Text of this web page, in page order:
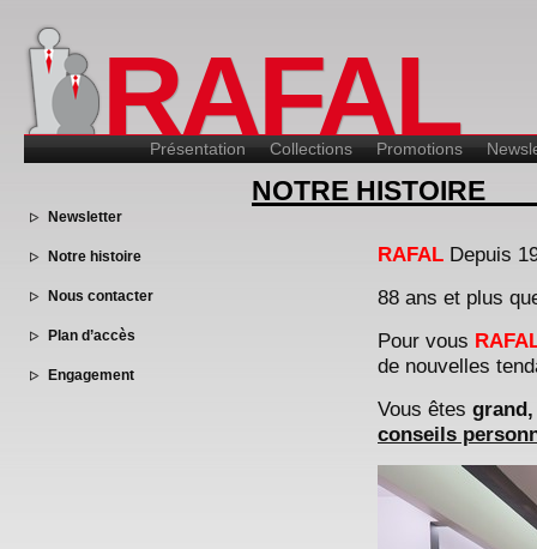
RAFAL
Présentation Collections Promotions
Newsletter
Notre histoire
Nous contacter
Plan d’accès
Engagement
NOTRE HISTOIRE
RAFAL Depuis
88 ans et plus
Pour vous
de nouvelles
Vous êtes
conseils